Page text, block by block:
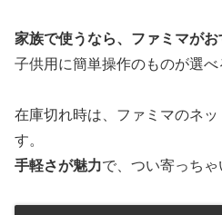
家族で使うなら、ファミマがお
子供用に簡単操作のものが選べ
在庫切れ時は、ファミマのネ
す。
手軽さが魅力で、つい寄っちゃ